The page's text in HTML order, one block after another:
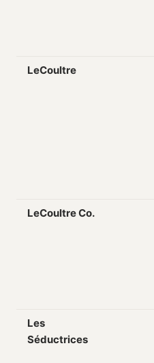
LeCoultre
LeCoultre Co.
Les
Séductrices